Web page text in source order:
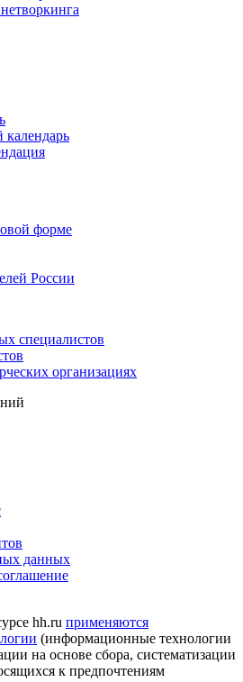
форме
России
специалистов
организациях
данных
hh.ru применяются
(информационные технологии
на основе сбора, систематизации
к предпочтениям